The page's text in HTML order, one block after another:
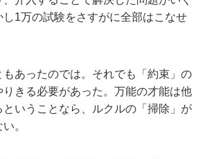
1万の試験をさすがに全部はこなせ
あったのでは。それでも「約束」の
きる必要があった。万能の才能は他
いうことなら、ルクルの「掃除」が
。